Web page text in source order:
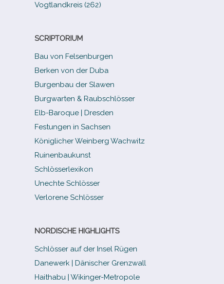
Vogtlandkreis (262)
SCRIPTORIUM
Bau von Felsenburgen
Berken von der Duba
Burgenbau der Slawen
Burgwarten & Raubschlösser
Elb-​Baroque | Dresden
Festungen in Sachsen
Königlicher Weinberg Wachwitz
Ruinenbaukunst
Schlösserlexikon
Unechte Schlösser
Verlorene Schlösser
NORDISCHE HIGHLIGHTS
Schlösser auf der Insel Rügen
Danewerk | Dänischer Grenzwall
Haithabu | Wikinger-Metropole